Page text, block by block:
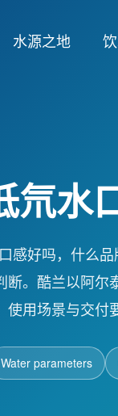
水源之地
氘水
感好吗，什么
。酷兰以阿尔
用场景与交付
Water parameters